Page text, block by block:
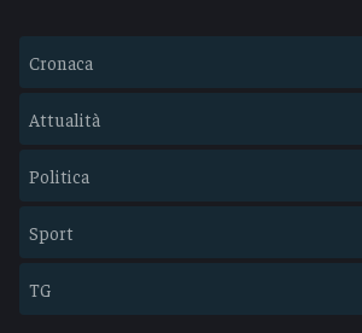
Cronaca
Attualità
Politica
Sport
TG